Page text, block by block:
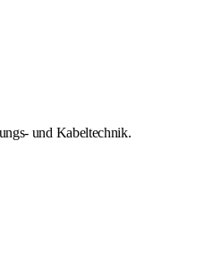
und Kabeltechnik.